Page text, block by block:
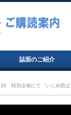
誌面のご紹介
特別企画にて「いじめ防止